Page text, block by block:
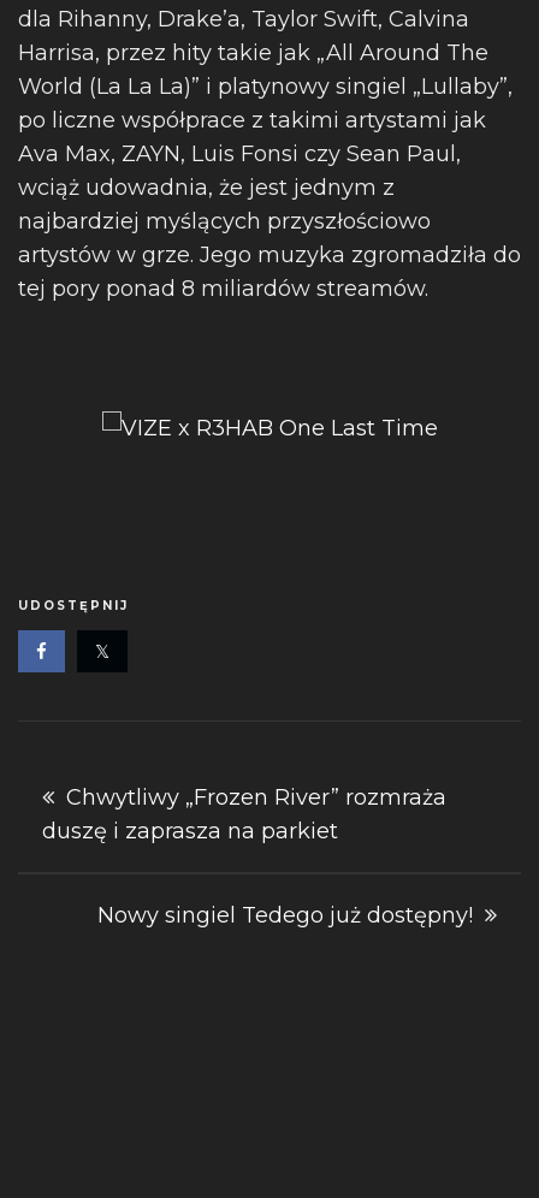
dla Rihanny, Drake’a, Taylor Swift, Calvina
Harrisa, przez hity takie jak „All Around The
World (La La La)” i platynowy singiel „Lullaby”,
po liczne współprace z takimi artystami jak
Ava Max, ZAYN, Luis Fonsi czy Sean Paul,
wciąż udowadnia, że jest jednym z
najbardziej myślących przyszłościowo
artystów w grze. Jego muzyka zgromadziła do
tej pory ponad 8 miliardów streamów.
UDOSTĘPNIJ
Nawigacja
wpisu
Chwytliwy „Frozen River” rozmraża
duszę i zaprasza na parkiet
Nowy singiel Tedego już dostępny!